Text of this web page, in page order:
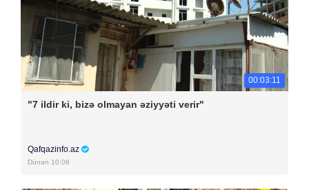
00:03:11
"7 ildir ki, bizə olmayan əziyyəti verir"
Qafqazinfo.az
Dünən 10:08